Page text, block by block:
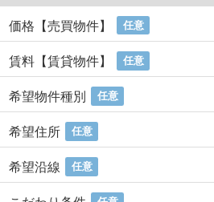
価格【売買物件】 任意
賃料【賃貸物件】 任意
希望物件種別 任意
希望住所 任意
希望沿線 任意